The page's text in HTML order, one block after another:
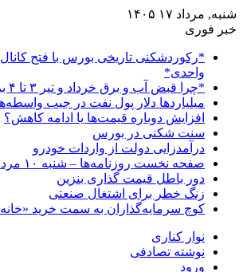
شنبه, مرداد ۱۷ ۱۴۰۵
خبر فوری
واحدی*
*چرا قبض آب و برق خرداد و تیر ۳ تا ۴ برابر شده است؟ *
میلیاردها دلار پول نفت در جیب
افزایش دوباره قیمت‌ها یا ادامه کاهش؟
سنت شکنی در بورس
درآمدزایی دولت از واردات خودرو
صفحه نخست روزنامه‌ها – شنبه ۱۰ مرداد
دور باطل قیمت گذاری بنزین
زنگ خطر برای اشتغال صنعتی
کوچ سرمایه‌گذاران به سمت خرید
نوار کناری
نوشته تصادفی
ورود